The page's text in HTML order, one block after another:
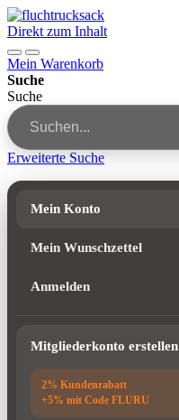
Direkt zum Inhalt
Mein Warenkorb
Suche
Suche
Erweiterte Suche
Mein Konto
Mein Wunschzettel
Anmelden
Mitgliederkonto erstellen